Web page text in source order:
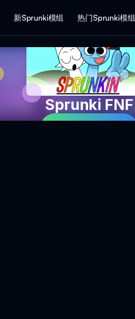
新Sprunki模组 热门Sprunki模组
Sprunki FNF